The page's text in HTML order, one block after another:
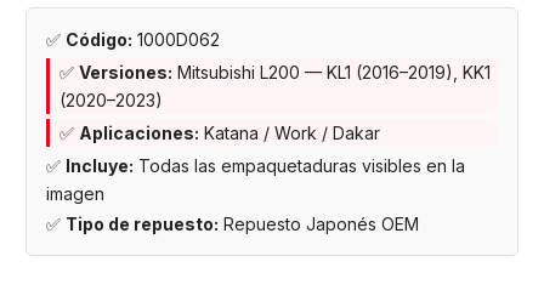
✅ Código: 1000D062
✅ Versiones: Mitsubishi L200 — KL1 (2016–2019), KK1
(2020–2023)
✅ Aplicaciones: Katana / Work / Dakar
✅ Incluye: Todas las empaquetaduras visibles en la
imagen
✅ Tipo de repuesto: Repuesto Japonés OEM